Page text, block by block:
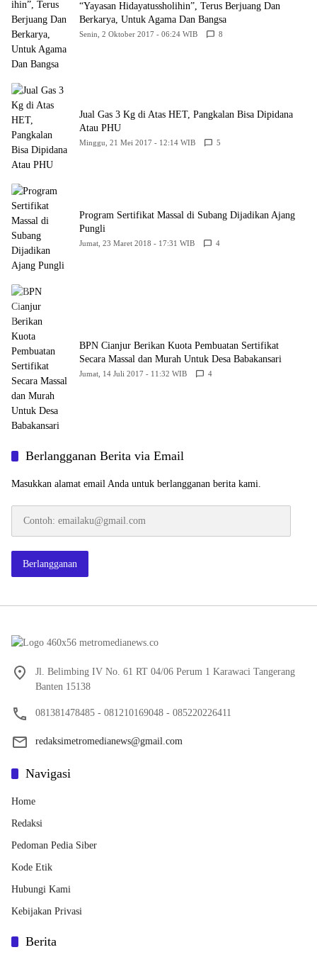
“Yayasan Hidayatussholihin”, Terus Berjuang Dan
Berkarya, Untuk Agama Dan Bangsa
Senin, 2 Oktober 2017 - 06:24 WIB 8
Jual Gas 3 Kg di Atas HET, Pangkalan Bisa Dipidana
Atau PHU
Minggu, 21 Mei 2017 - 12:14 WIB 5
Program Sertifikat Massal di Subang Dijadikan Ajang
Pungli
Jumat, 23 Maret 2018 - 17:31 WIB 4
BPN Cianjur Berikan Kuota Pembuatan Sertifikat
Secara Massal dan Murah Untuk Desa Babakansari
Jumat, 14 Juli 2017 - 11:32 WIB 4
Berlangganan Berita via Email
Masukkan alamat email Anda untuk berlangganan berita kami.
emailaku@gmail.com
Berlangganan
Jl. Belimbing IV No. 61 RT 04/06 Perum 1 Karawaci Tangerang
Banten 15138
081381478485 - 081210169048 - 085220226411
redaksimetromedianews@gmail.com
Navigasi
Home
Redaksi
Pedoman Pedia Siber
Kode Etik
Hubungi Kami
Kebijakan Privasi
Berita